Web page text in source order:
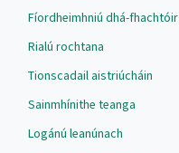
Fíordheimhniú dhá-fhachtóir
Rialú rochtana
Tionscadail aistriúcháin
Sainmhínithe teanga
Logánú leanúnach